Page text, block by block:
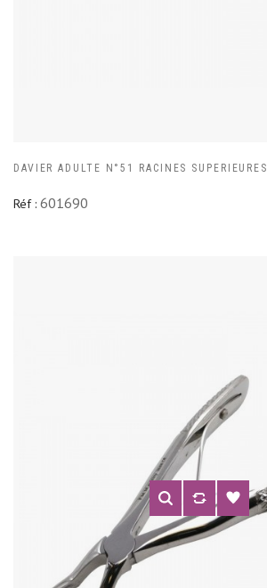
DAVIER ADULTE N°51 RACINES SUPERIEURES
Réf : 601690